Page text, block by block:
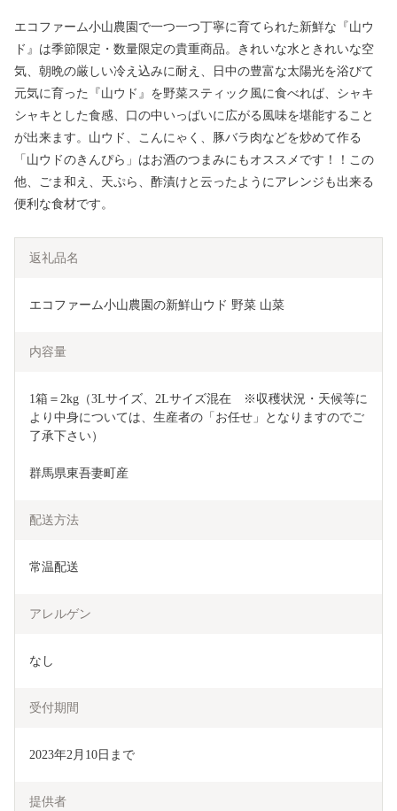
エコファーム小山農園で一つ一つ丁寧に育てられた新鮮な『山ウ
ド』は季節限定・数量限定の貴重商品。きれいな水ときれいな空
気、朝晩の厳しい冷え込みに耐え、日中の豊富な太陽光を浴びて
元気に育った『山ウド』を野菜スティック風に食べれば、シャキ
シャキとした食感、口の中いっぱいに広がる風味を堪能すること
が出来ます。山ウド、こんにゃく、豚バラ肉などを炒めて作る
「山ウドのきんぴら」はお酒のつまみにもオススメです！！この
他、ごま和え、天ぷら、酢漬けと云ったようにアレンジも出来る
便利な食材です。
返礼品名
エコファーム小山農園の新鮮山ウド 野菜 山菜
内容量
1箱＝2kg（3Lサイズ、2Lサイズ混在　※収穫状況・天候等に
より中身については、生産者の「お任せ」となりますのでご
了承下さい）
群馬県東吾妻町産
配送方法
常温配送
アレルゲン
なし
受付期間
2023年2月10日まで
提供者